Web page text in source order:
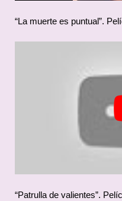
“La muerte es puntual”.
“Patrulla de valientes”.